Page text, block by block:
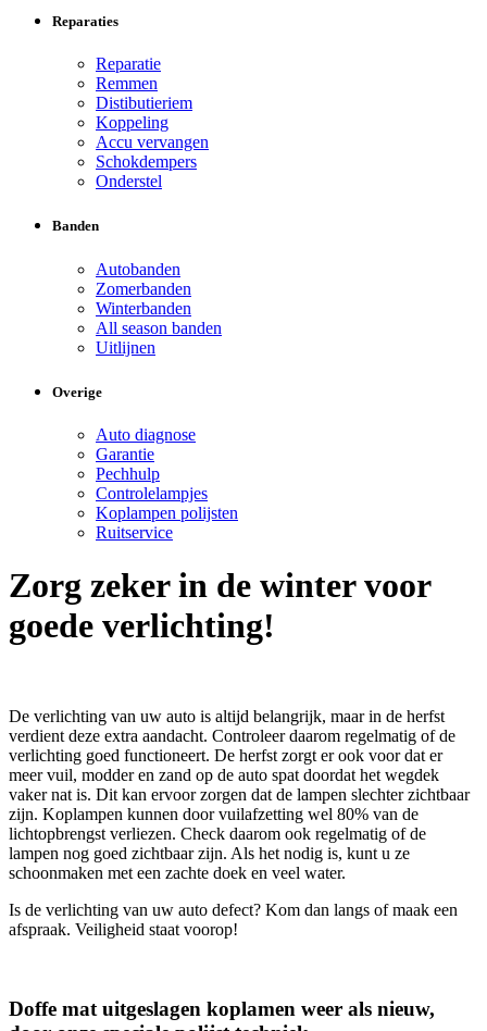
Reparaties
Reparatie
Remmen
Distibutieriem
Koppeling
Accu vervangen
Schokdempers
Onderstel
Banden
Autobanden
Zomerbanden
Winterbanden
All season banden
Uitlijnen
Overige
Auto diagnose
Garantie
Pechhulp
Controlelampjes
Koplampen polijsten
Ruitservice
Zorg zeker in de winter voor
goede verlichting!
De verlichting van uw auto is altijd belangrijk, maar in de herfst
verdient deze extra aandacht. Controleer daarom regelmatig of de
verlichting goed functioneert. De herfst zorgt er ook voor dat er
meer vuil, modder en zand op de auto spat doordat het wegdek
vaker nat is. Dit kan ervoor zorgen dat de lampen slechter zichtbaar
zijn. Koplampen kunnen door vuilafzetting wel 80% van de
lichtopbrengst verliezen. Check daarom ook regelmatig of de
lampen nog goed zichtbaar zijn. Als het nodig is, kunt u ze
schoonmaken met een zachte doek en veel water.
Is de verlichting van uw auto defect? Kom dan langs of maak een
afspraak. Veiligheid staat voorop!
Doffe mat uitgeslagen koplamen weer als nieuw,